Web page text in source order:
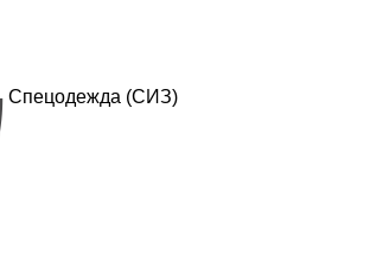
Спецодежда (СИЗ)